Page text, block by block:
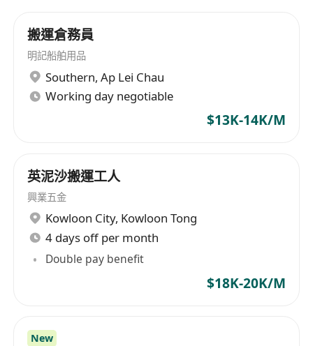
用後可獲現金獎勵；
彈性排班安排，支援兼職及全職選擇，部分崗位
提供夜間或週末額外津貼，配合不同生活節奏需
求。
搬運倉務員
明記船舶用品
Southern, Ap Lei Chau
Working day negotiable
$13K-14K/M
英泥沙搬運工人
興業五金
Kowloon City, Kowloon Tong
4 days off per month
Double pay benefit
$18K-20K/M
New